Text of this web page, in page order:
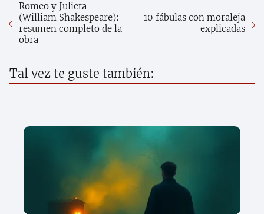
Romeo y Julieta
(William Shakespeare):
resumen completo de la
obra
10 fábulas con moraleja
explicadas
Tal vez te guste también: